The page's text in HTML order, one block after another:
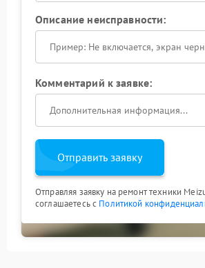
Описание неисправности:
Комментарий к заявке:
Отправить заявку
Отправляя заявку на ремонт техники
соглашаетесь с Политикой